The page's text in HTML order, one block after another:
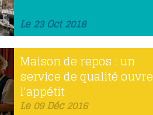
Le 23 Oct 2018
Maison de repos : un
service de qualité ouvre
l’appétit
Le 09 Déc 2016